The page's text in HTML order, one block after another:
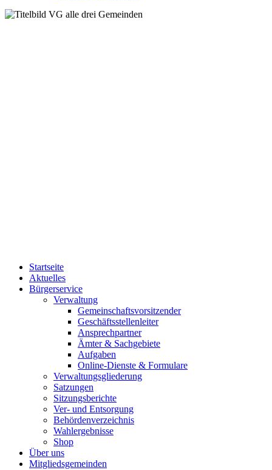
Startseite
Aktuelles
Bürgerservice
Verwaltung
Gemeinschaftsvorsitzender
Geschäftsstellenleiter
Ansprechpartner
Ämter & Sachgebiete
Aufgaben
Online-Dienste & Formulare
Verwaltungsgliederung
Satzungen
Sitzungsberichte
Ver- und Entsorgung
Behördenverzeichnis
Wahlergebnisse
Shop
Über uns
Mitgliedsgemeinden